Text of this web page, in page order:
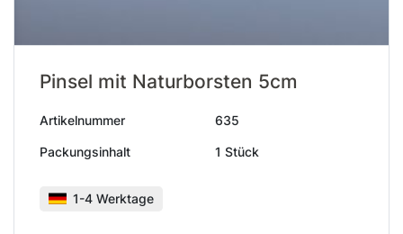
Pinsel mit Naturborsten 5cm
Artikelnummer 635
Packungsinhalt 1 Stück
1-4 Werktage